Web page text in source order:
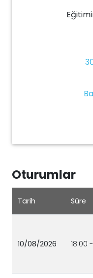
Oturumlar
Tarih Süre
10/08/2026 18:00